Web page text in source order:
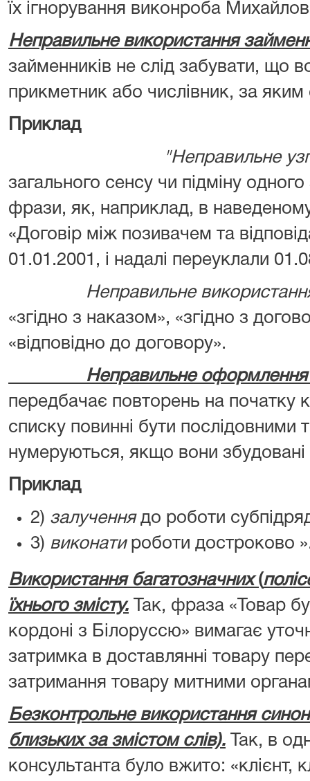
їх ігнорування виконроба
Неправильне використання
займенників не слід забувати, що
прикметник або числівник, за яким
Приклад
"Неправильне
загального сенсу чи підміну
фрази, як, наприклад, в
«Договір між позивачем та
01.01.2001, і надалі переуклали
Неправильне використання
«згідно з наказом», «згідно з
«відповідно до договору».
Неправильне оформлення
передбачає повторень на початку
списку повинні бути послідовними
нумеруються, якщо вони збудовані
Приклад
2) залученнядо роботи
3) виконатироботи достроково
Використання багатозначних(
їхнього змісту. Так, фраза «Товар
кордоні з Білоруссю» вимагає
затримка в доставлянні товару
затримання товару митними
Безконтрольне використання
близьких за змістом слів). Так, в
консультанта було вжито: «клієнт,